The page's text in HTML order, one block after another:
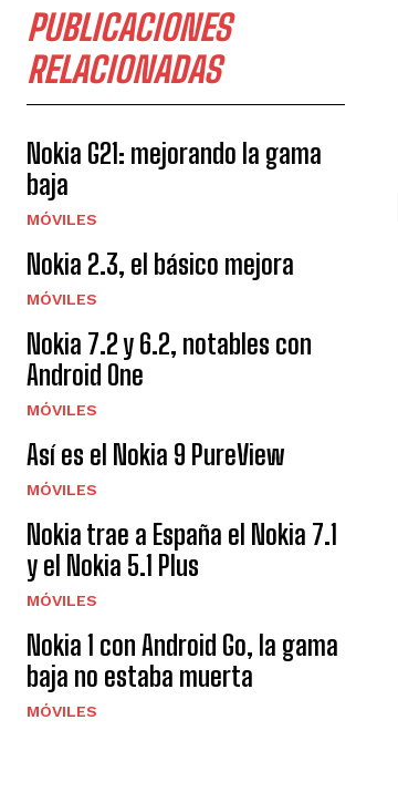
PUBLICACIONES
RELACIONADAS
Nokia G21: mejorando la gama
baja
MÓVILES
Nokia 2.3, el básico mejora
MÓVILES
Nokia 7.2 y 6.2, notables con
Android One
MÓVILES
Así es el Nokia 9 PureView
MÓVILES
Nokia trae a España el Nokia 7.1
y el Nokia 5.1 Plus
MÓVILES
Nokia 1 con Android Go, la gama
baja no estaba muerta
MÓVILES